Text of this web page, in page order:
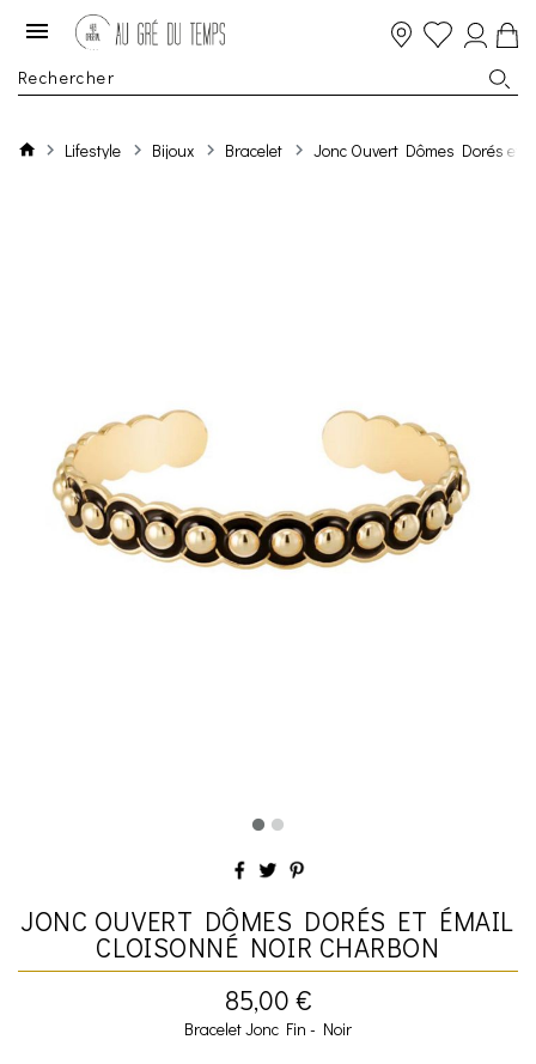
Lifestyle Bijoux Bracelet Jonc Ouvert Dômes Dorés et
JONC OUVERT DÔMES DORÉS ET ÉMAIL
CLOISONNÉ NOIR CHARBON
85,00 €
Bracelet Jonc Fin - Noir